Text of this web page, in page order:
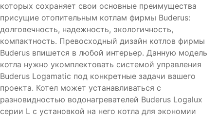
которых сохраняет свои основные преимущества
присущие отопительным котлам фирмы Buderus:
долговечность, надежность, экологичность,
компактность. Превосходный дизайн котлов фирмы
Buderus впишется в любой интерьер. Данную модель
котла нужно укомплектовать системой управления
Buderus Logamatic под конкретные задачи вашего
проекта. Котел может устанавливаться с
разновидностью водонагревателей Buderus Logalux
серии L с установкой на него котла для экономии